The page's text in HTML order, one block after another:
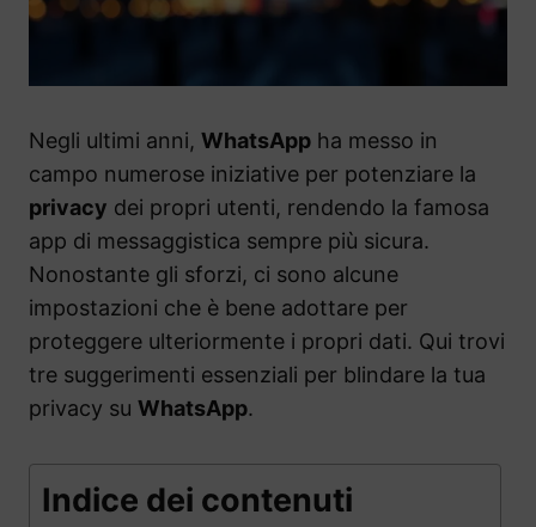
Negli ultimi anni, WhatsApp ha messo in
campo numerose iniziative per potenziare la
privacy dei propri utenti, rendendo la famosa
app di messaggistica sempre più sicura.
Nonostante gli sforzi, ci sono alcune
impostazioni che è bene adottare per
proteggere ulteriormente i propri dati. Qui trovi
tre suggerimenti essenziali per blindare la tua
privacy su WhatsApp.
Indice dei contenuti